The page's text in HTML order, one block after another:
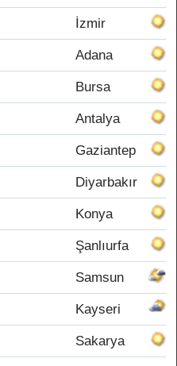
İzmir
Adana
Bursa
Antalya
Gaziantep
Diyarbakır
Konya
Şanlıurfa
Samsun
Kayseri
Sakarya